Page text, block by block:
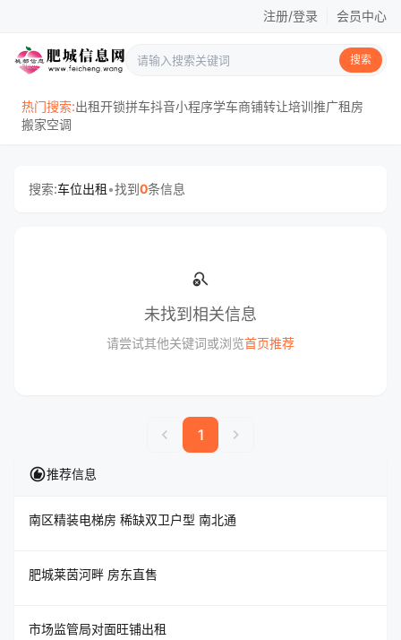
注册/登录 会员中心
搜索
热门搜索:出租开锁拼车抖音小程序学车商铺转让培训推广租房
搬家空调
搜索:车位出租•找到0条信息
search_off
未找到相关信息
请尝试其他关键词或浏览首页推荐
chevron_left 1
chevron_right
recommend推荐信息
南区精装电梯房 稀缺双卫户型 南北通
肥城莱茵河畔 房东直售
市场监管局对面旺铺出租